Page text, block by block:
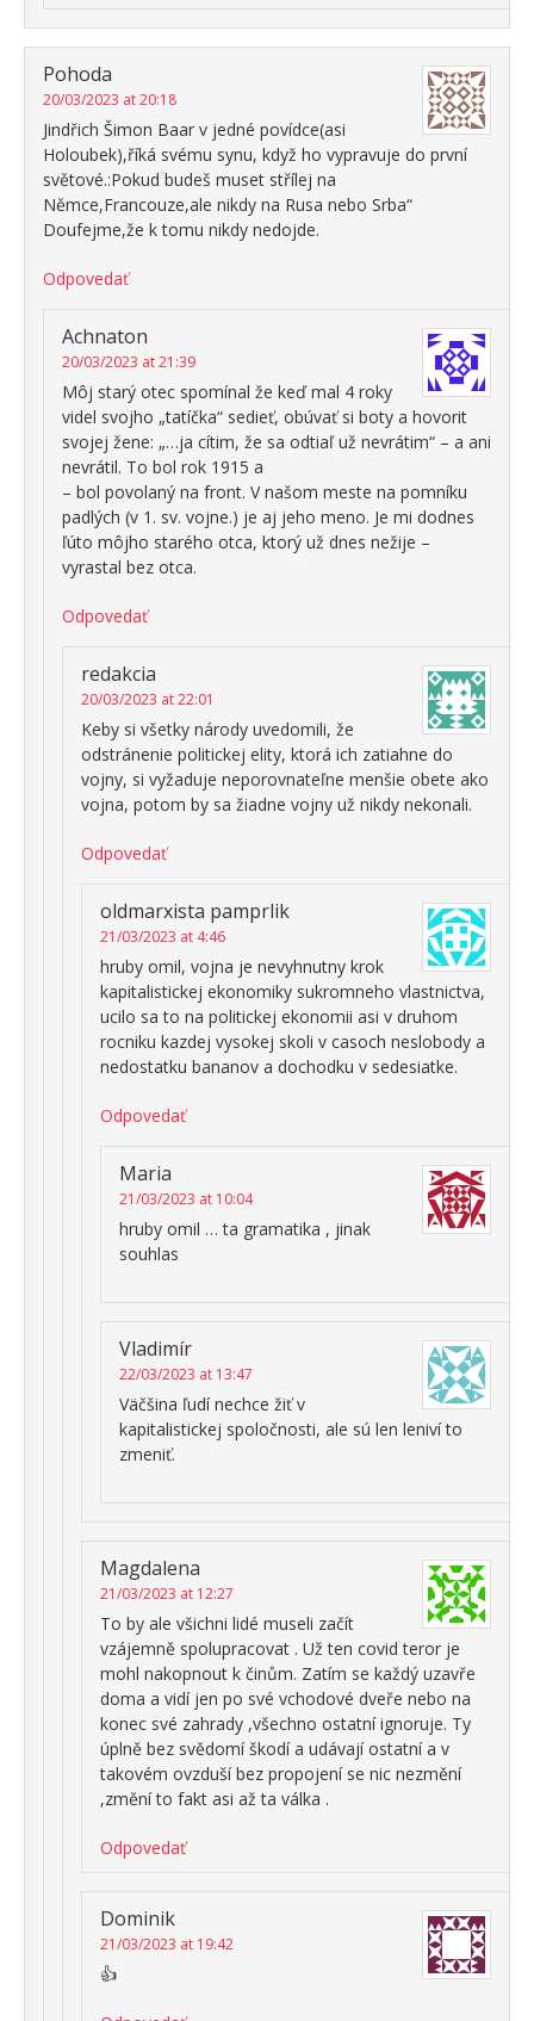
Pohoda
20/03/2023 at 20:18
Jindřich Šimon Baar v jedné povídce(asi
Holoubek),říká svému synu, když ho vypravuje do první
světové.:Pokud budeš muset střílej na
Němce,Francouze,ale nikdy na Rusa nebo Srba“
Doufejme,že k tomu nikdy nedojde.
Odpovedať
Achnaton
20/03/2023 at 21:39
Môj starý otec spomínal že keď mal 4 roky
videl svojho „tatíčka“ sedieť, obúvať si boty a hovorit
svojej žene: „…ja cítim, že sa odtiaľ už nevrátim“ – a ani
nevrátil. To bol rok 1915 a
– bol povolaný na front. V našom meste na pomníku
padlých (v 1. sv. vojne.) je aj jeho meno. Je mi dodnes
ľúto môjho starého otca, ktorý už dnes nežije –
vyrastal bez otca.
Odpovedať
redakcia
20/03/2023 at 22:01
Keby si všetky národy uvedomili, že
odstránenie politickej elity, ktorá ich zatiahne do
vojny, si vyžaduje neporovnateľne menšie obete ako
vojna, potom by sa žiadne vojny už nikdy nekonali.
Odpovedať
oldmarxista pamprlik
21/03/2023 at 4:46
hruby omil, vojna je nevyhnutny krok
kapitalistickej ekonomiky sukromneho vlastnictva,
ucilo sa to na politickej ekonomii asi v druhom
rocniku kazdej vysokej skoli v casoch neslobody a
nedostatku bananov a dochodku v sedesiatke.
Odpovedať
Maria
21/03/2023 at 10:04
hruby omil … ta gramatika , jinak
souhlas
Vladimír
22/03/2023 at 13:47
Väčšina ľudí nechce žiť v
kapitalistickej spoločnosti, ale sú len leniví to
zmeniť.
Magdalena
21/03/2023 at 12:27
To by ale všichni lidé museli začít
vzájemně spolupracovat . Už ten covid teror je
mohl nakopnout k činům. Zatím se každý uzavře
doma a vidí jen po své vchodové dveře nebo na
konec své zahrady ,všechno ostatní ignoruje. Ty
úplně bez svědomí škodí a udávají ostatní a v
takovém ovzduší bez propojení se nic nezmění
,změní to fakt asi až ta válka .
Odpovedať
Dominik
21/03/2023 at 19:42
👍